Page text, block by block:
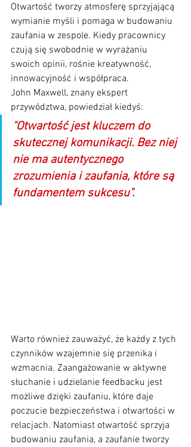
Otwartość tworzy atmosferę sprzyjającą
wymianie myśli i pomaga w budowaniu
zaufania w zespole. Kiedy pracownicy
czują się swobodnie w wyrażaniu
swoich opinii, rośnie kreatywność,
innowacyjność i współpraca.
John Maxwell, znany ekspert
przywództwa, powiedział kiedyś:
"Otwartość jest kluczem do
skutecznej komunikacji. Bez niej
nie ma autentycznego
zrozumienia i zaufania, które są
fundamentem sukcesu".
Warto również zauważyć, że każdy z tych
czynników wzajemnie się przenika i
wzmacnia. Zaangażowanie w aktywne
słuchanie i udzielanie feedbacku jest
możliwe dzięki zaufaniu, które daje
poczucie bezpieczeństwa i otwartości w
relacjach. Natomiast otwartość sprzyja
budowaniu zaufania, a zaufanie tworzy